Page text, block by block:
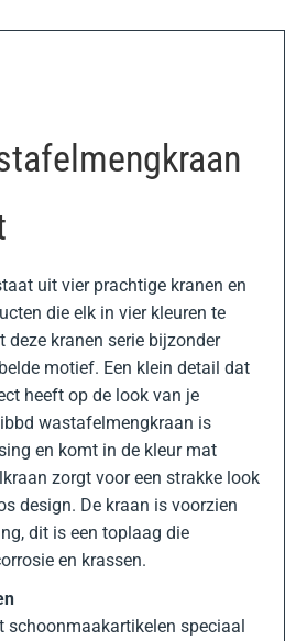
uit vier prachtige kranen en
die elk in vier kleuren te
deze kranen serie bijzonder
motief. Een klein detail dat
heeft op de look van je
wastafelmengkraan is
en komt in de kleur mat
zorgt voor een strakke look
design. De kraan is voorzien
dit is een toplaag die
en krassen.
schoonmaakartikelen speciaal